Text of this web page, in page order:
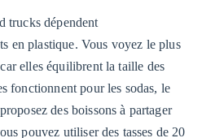
trucks dépendent
en plastique. Vous voyez le plus
elles équilibrent la taille des
fonctionnent pour les sodas, le
des boissons à partager
pouvez utiliser des tasses de 20